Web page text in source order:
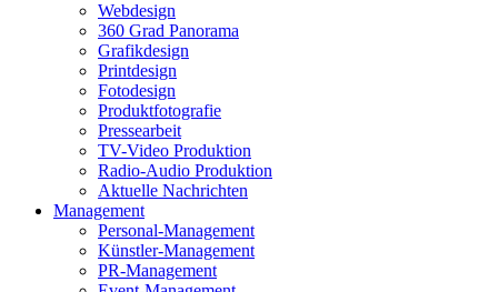
Webdesign
360 Grad Panorama
Grafikdesign
Printdesign
Fotodesign
Produktfotografie
Pressearbeit
TV-Video Produktion
Radio-Audio Produktion
Aktuelle Nachrichten
Management
Personal-Management
Künstler-Management
PR-Management